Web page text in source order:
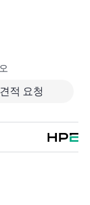
정 프로젝트, 성
는 영향을 줄이
다. Hewlett
Specialist)는 신속
합니다. 심각도
견적 요청